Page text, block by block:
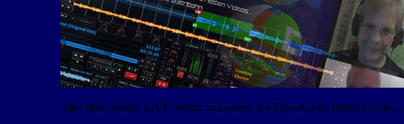
Alles über unseren LIVE-Stream und unsere YouTube-Kanäle findest Du hier...